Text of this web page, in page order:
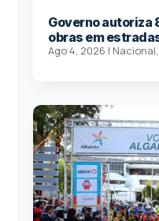
Governo autoriza
obras em
Ago 4, 2026 | Nacional,